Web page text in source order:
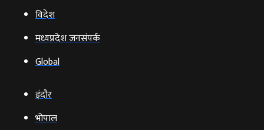
विदेश
मध्यप्रदेश जनसंपर्क
Global
इंदौर
भोपाल